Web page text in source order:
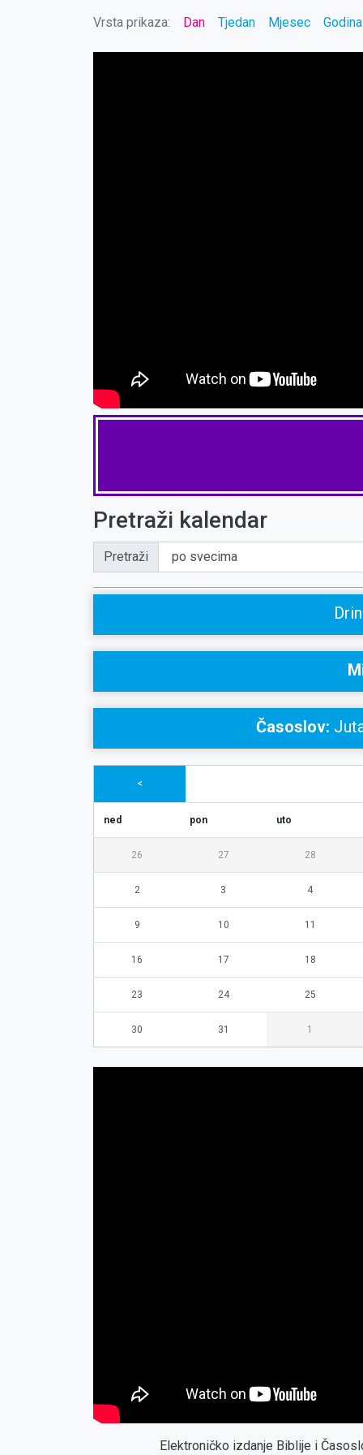
Vrsta prikaza: Dan Tjedan Mjesec Godina
Pretraži kalendar
Pretraži
Časoslov:
<
ned pon uto
26 27 28
2 3 4
9 10 11
16 17 18
23 24 25
30 31 1
Elektroničko izdanje Biblije i